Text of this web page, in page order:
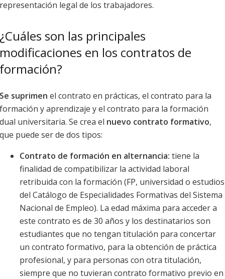
representación legal de los trabajadores.
¿Cuáles son las principales
modificaciones en los contratos de
formación?
Se suprimen el contrato en prácticas, el contrato para la
formación y aprendizaje y el contrato para la formación
dual universitaria. Se crea el nuevo contrato formativo,
que puede ser de dos tipos:
Contrato de formación en alternancia: tiene la
finalidad de compatibilizar la actividad laboral
retribuida con la formación (FP, universidad o estudios
del Catálogo de Especialidades Formativas del Sistema
Nacional de Empleo). La edad máxima para acceder a
este contrato es de 30 años y los destinatarios son
estudiantes que no tengan titulación para concertar
un contrato formativo, para la obtención de práctica
profesional, y para personas con otra titulación,
siempre que no tuvieran contrato formativo previo en